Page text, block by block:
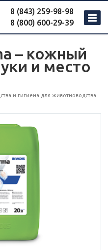
8 (843) 259-98-98
8 (800) 600-29-39
– кожный
и место
и гигиена для животноводства